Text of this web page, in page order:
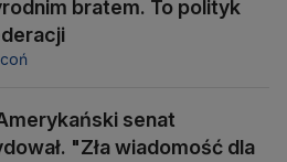
bratem. To polityk
senat
"Zła wiadomość dla